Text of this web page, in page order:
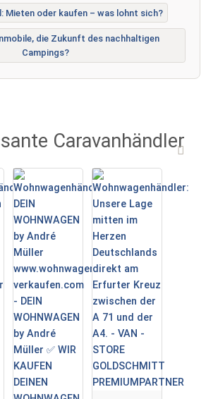
Caravanhändler
Mieten oder kaufen – was lohnt sich?
die Zukunft des nachhaltigen
Campings?